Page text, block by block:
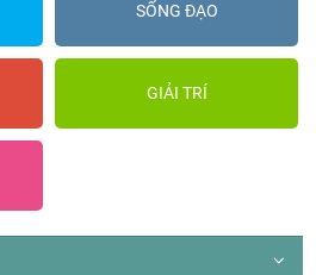
SỐNG ĐẠO
GIẢI TRÍ